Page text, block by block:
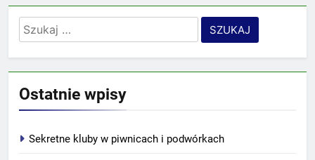
Szukaj:
Ostatnie wpisy
Sekretne kluby w piwnicach i podwórkach